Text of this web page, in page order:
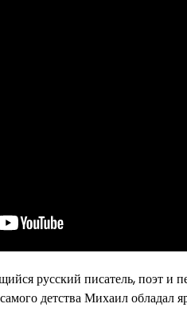
русский писатель, поэт и
детства Михаил